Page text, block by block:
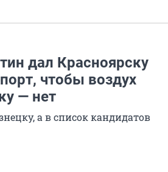
дал Красноярску
чтобы воздух
— нет
а в список кандидатов